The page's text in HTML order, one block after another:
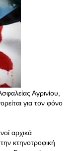
Αγρινίου,
για τον φόνο
αρχικά
κτηνοτροφική